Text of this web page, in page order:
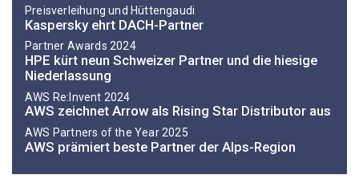
Preisverleihung und Hüttengaudi
Kaspersky ehrt DACH-Partner
Partner Awards 2024
HPE kürt neun Schweizer Partner und die hiesige
Niederlassung
AWS Re:Invent 2024
AWS zeichnet Arrow als Rising Star Distributor aus
AWS Partners of the Year 2025
AWS prämiert beste Partner der Alps-Region